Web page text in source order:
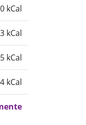
kCal
kCal
kCal
kCal